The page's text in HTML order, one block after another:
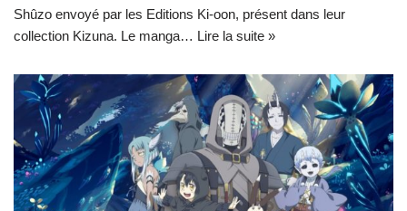
Shûzo envoyé par les Editions Ki-oon, présent dans leur
collection Kizuna. Le manga… Lire la suite »